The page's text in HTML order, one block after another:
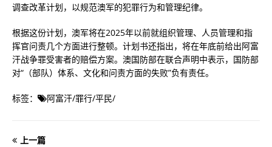
调查改革计划，以规范澳军的犯罪行为和管理纪律。
根据这份计划，澳军将在2025年以前就组织管理、人员管理和指
挥官问责几个方面进行整顿。计划书还指出，将在年底前给出阿富
汗战争罪受害者的赔偿方案。澳国防部在联合声明中表示，国防部
对“（部队）体系、文化和问责方面的失败”负有责任。
标签： 阿富汗/罪行/平民/
上一篇